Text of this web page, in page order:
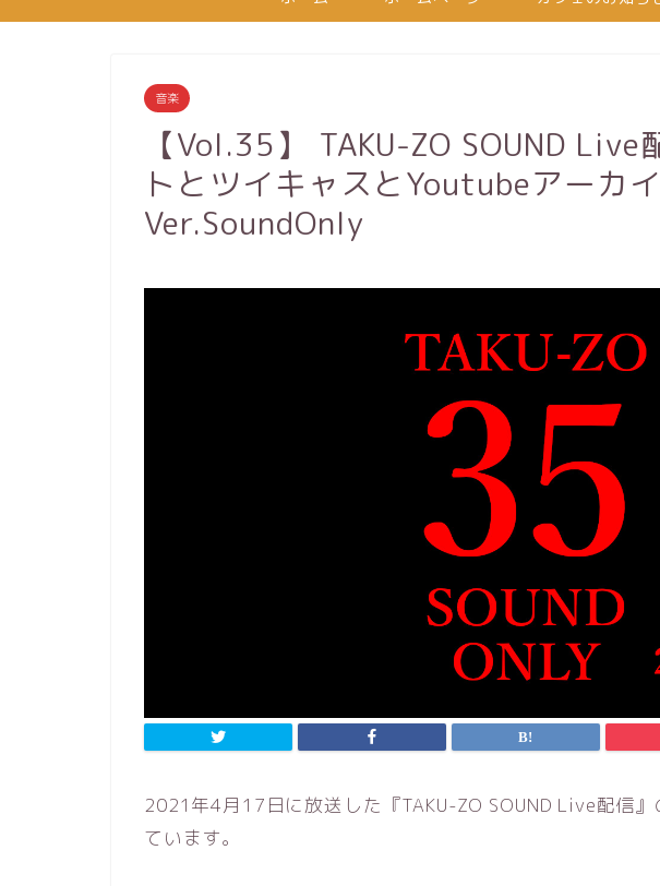
音楽
【Vol.35】 TAKU-ZO SOUND
トとツイキャスとYoutubeアーカイ
Ver.SoundOnly
2021年4月17日に放送した『TAKU-ZO SOUND Live配信
ています。